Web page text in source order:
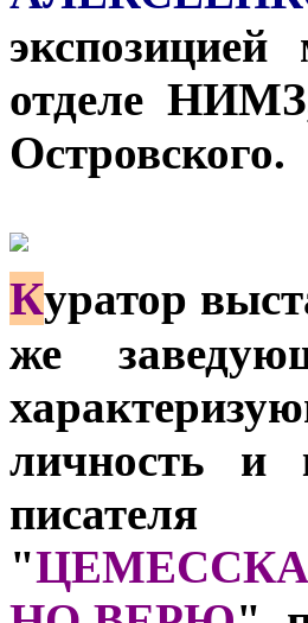
отделе
Островского.
Куратор
же
личность и
"